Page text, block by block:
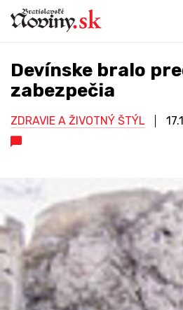
Devínske bralo
zabezpečia
ZDRAVIE A ŽIVOTNÝ ŠTÝL